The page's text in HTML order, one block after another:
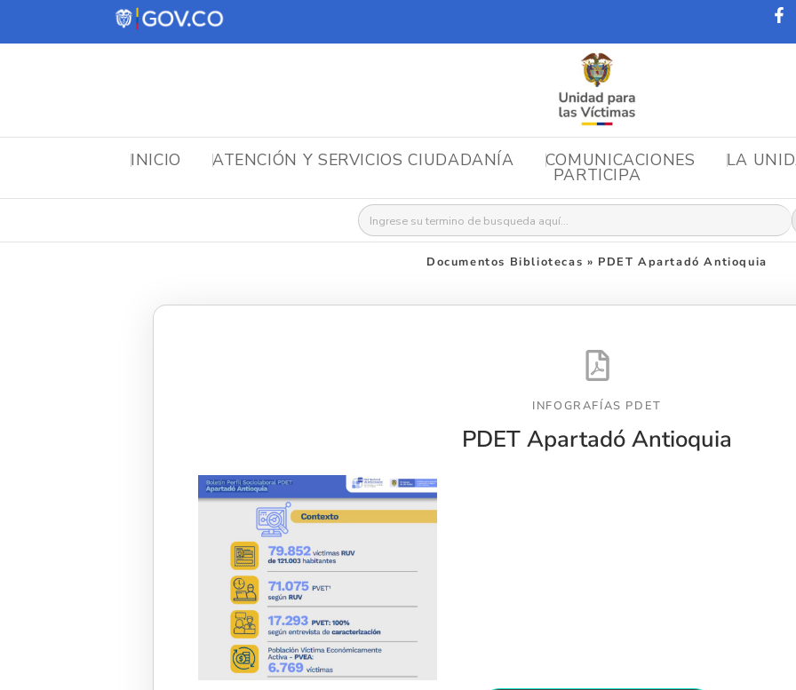
INICIO ATENCIÓN Y SERVICIOS CIUDADANÍA COMUNICACIONES LA
PARTICIPA
Buscar:
Documentos Bibliotecas » PDET Apartadó Antioquia
INFOGRAFÍAS PDET
PDET Apartadó Antioquia